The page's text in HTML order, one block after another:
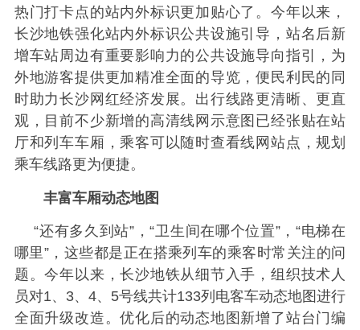
热门打卡点的站内外标识更加贴心了。今年以来，
长沙地铁强化站内外标识公共设施引导，站名后新
增车站周边有重要影响力的公共设施导向指引，为
外地游客提供更加精准全面的导览，便民利民的同
时助力长沙网红经济发展。出行线路更清晰、更直
观，目前不少新增的高清线网示意图已经张贴在站
厅和列车车厢，乘客可以随时查看线网站点，规划
乘车线路更为便捷。
丰富车厢动态地图
“还有多久到站”，“卫生间在哪个位置”，“电梯在
哪里”，这些都是正在搭乘列车的乘客时常关注的问
题。今年以来，长沙地铁从细节入手，组织技术人
员对1、3、4、5号线共计133列电客车动态地图进行
全面升级改造。优化后的动态地图新增了站台门编